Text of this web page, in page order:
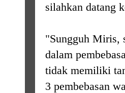
silahkan datang
"Sungguh Miris,
dalam
tidak memiliki
3 pembebasan